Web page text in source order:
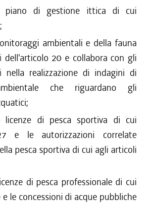
piano di gestione ittica di cui
ambientali e della fauna
dell'articolo 20 e collabora con gli
nella realizzazione di indagini di
che riguardano gli
licenze di pesca sportiva di cui
e le autorizzazioni correlate
pesca sportiva di cui agli articoli
di pesca professionale di cui
le concessioni di acque pubbliche